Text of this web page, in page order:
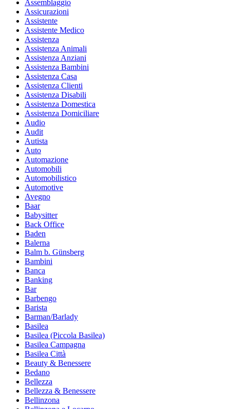
Assemblaggio
Assicurazioni
Assistente
Assistente Medico
Assistenza
Assistenza Animali
Assistenza Anziani
Assistenza Bambini
Assistenza Casa
Assistenza Clienti
Assistenza Disabili
Assistenza Domestica
Assistenza Domiciliare
Audio
Audit
Autista
Auto
Automazione
Automobili
Automobilistico
Automotive
Avegno
Baar
Babysitter
Back Office
Baden
Balerna
Balm b. Günsberg
Bambini
Banca
Banking
Bar
Barbengo
Barista
Barman/Barlady
Basilea
Basilea (Piccola Basilea)
Basilea Campagna
Basilea Città
Beauty & Benessere
Bedano
Bellezza
Bellezza & Benessere
Bellinzona